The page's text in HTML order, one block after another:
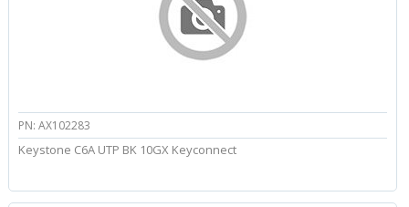
PN: AX102283
Keystone C6A UTP BK 10GX Keyconnect